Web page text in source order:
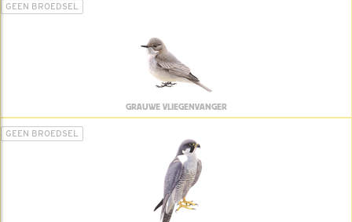
GEEN BROEDSEL
GRAUWE VLIEGENVANGER
GEEN BROEDSEL